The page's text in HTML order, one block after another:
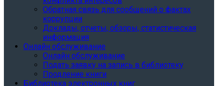
Обратная связь для сообщений о фактах
коррупции
Доклады, отчеты, обзоры, статистическая
информация
Онлайн обслуживание
Онлайн обслуживание
Подать заявку на запись в библиотеку
Продление книги
Библиотека электронных книг